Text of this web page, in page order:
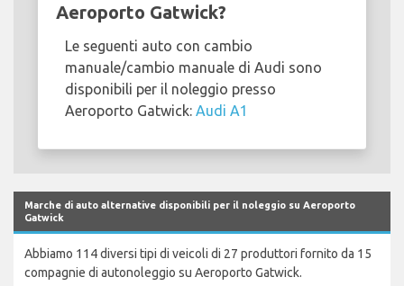
Aeroporto Gatwick?
Le seguenti auto con cambio
manuale/cambio manuale di Audi sono
disponibili per il noleggio presso
Aeroporto Gatwick: Audi A1
Marche di auto alternative disponibili per il noleggio su Aeroporto
Gatwick
Abbiamo 114 diversi tipi di veicoli di 27 produttori fornito da 15
compagnie di autonoleggio su Aeroporto Gatwick.